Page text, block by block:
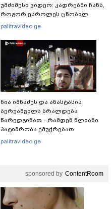
უმძიმესი ვიდეო: კადრებში ჩანს,
როგორ ესროლეს ცნობილ
"ტიკტოკერს" ლაივის დროს -
მექსიკის პოლიცია
palitravideo.ge
ნია იმნაძეს და ანასტასია
ბერუაშვილს ბრალდება
წარედგინათ - რამდენ წლიანი
პატიმრობა ემუქრებათ
არასრულწლოვნებს?
palitravideo.ge
sponsored by ContentRoom